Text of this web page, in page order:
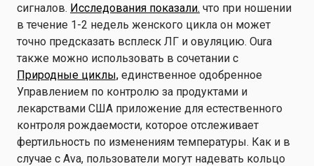
сигналов. Исследования показали. что при ношении
в течение 1-2 недель женского цикла он может
точно предсказать всплеск ЛГ и овуляцию. Oura
также можно использовать в сочетании с
Природные циклы, единственное одобренное
Управлением по контролю за продуктами и
лекарствами США приложение для естественного
контроля рождаемости, которое отслеживает
фертильность по изменениям температуры. Как и в
случае с Ava, пользователи могут надевать кольцо